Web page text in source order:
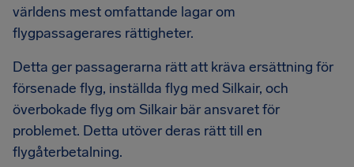
världens mest omfattande lagar om
flygpassagerares rättigheter.
Detta ger passagerarna rätt att kräva ersättning för
försenade flyg, inställda flyg med Silkair, och
överbokade flyg om Silkair bär ansvaret för
problemet. Detta utöver deras rätt till en
flygåterbetalning.